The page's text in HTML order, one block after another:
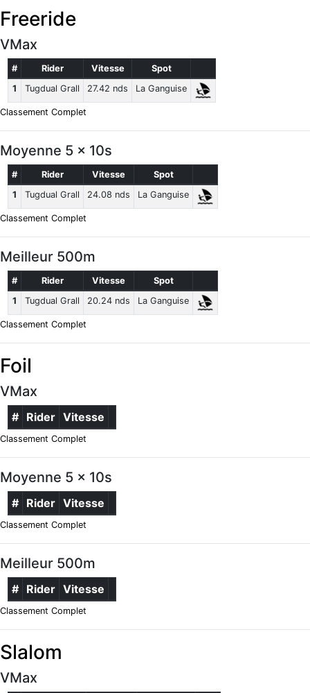
Freeride
VMax
# Rider Vitesse
Spot
1
Tugdual Grall 27.42 nds La Ganguise
Classement Complet
Moyenne 5 x 10s
# Rider Vitesse
Spot
1
Tugdual Grall 24.08 nds La Ganguise
Classement Complet
Meilleur 500m
# Rider Vitesse
Spot
1
Tugdual Grall 20.24 nds La Ganguise
Classement Complet
Foil
VMax
# Rider Vitesse
Classement Complet
Moyenne 5 x 10s
# Rider Vitesse
Classement Complet
Meilleur 500m
# Rider Vitesse
Classement Complet
Slalom
VMax